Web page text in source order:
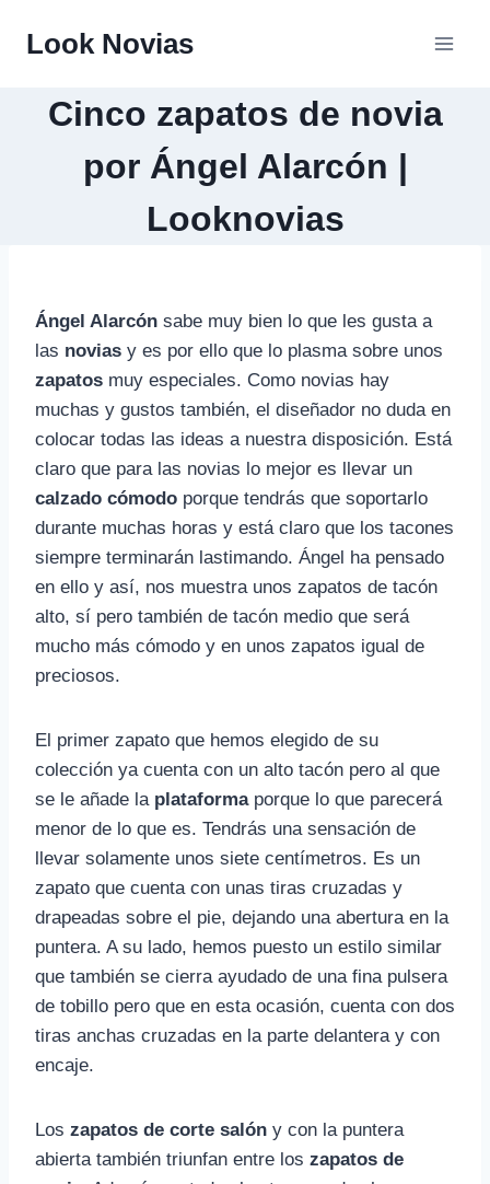
Look Novias
Cinco zapatos de novia
por Ángel Alarcón |
Looknovias
Ángel Alarcón sabe muy bien lo que les gusta a
las novias y es por ello que lo plasma sobre unos
zapatos muy especiales. Como novias hay
muchas y gustos también, el diseñador no duda en
colocar todas las ideas a nuestra disposición. Está
claro que para las novias lo mejor es llevar un
calzado cómodo porque tendrás que soportarlo
durante muchas horas y está claro que los tacones
siempre terminarán lastimando. Ángel ha pensado
en ello y así, nos muestra unos zapatos de tacón
alto, sí pero también de tacón medio que será
mucho más cómodo y en unos zapatos igual de
preciosos.
El primer zapato que hemos elegido de su
colección ya cuenta con un alto tacón pero al que
se le añade la plataformaporque lo que parecerá
menor de lo que es. Tendrás una sensación de
llevar solamente unos siete centímetros. Es un
zapato que cuenta con unas tiras cruzadas y
drapeadas sobre el pie, dejando una abertura en la
puntera. A su lado, hemos puesto un estilo similar
que también se cierra ayudado de una fina pulsera
de tobillo pero que en esta ocasión, cuenta con dos
tiras anchas cruzadas en la parte delantera y con
encaje.
Los zapatos de corte salón y con la puntera
abierta también triunfan entre los zapatos de